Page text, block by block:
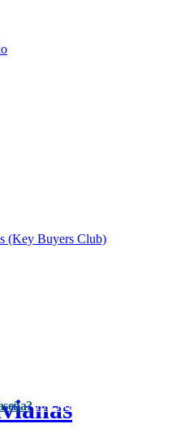
(Key Buyers Club)
Inscríbase Aquí